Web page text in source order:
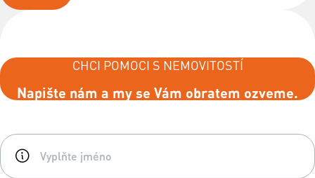
CHCI POMOCI S NEMOVITOSTÍ
Napište nám a my se Vám obratem ozveme.